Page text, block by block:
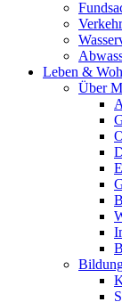
Leben &
Über